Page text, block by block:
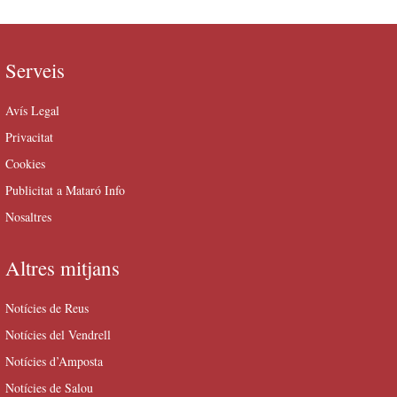
Serveis
Avís Legal
Privacitat
Cookies
Publicitat a Mataró Info
Nosaltres
Altres mitjans
Notícies de Reus
Notícies del Vendrell
Notícies d’Amposta
Notícies de Salou